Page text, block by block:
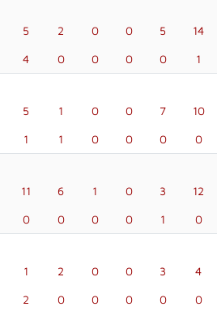
5 2 0 0 5 14
4 0 0 0 0 1
5 1 0 0 7 10
1 1 0 0 0 0
11 6 1 0 3 12
0 0 0 0 1 0
1 2 0 0 3 4
2 0 0 0 0 0